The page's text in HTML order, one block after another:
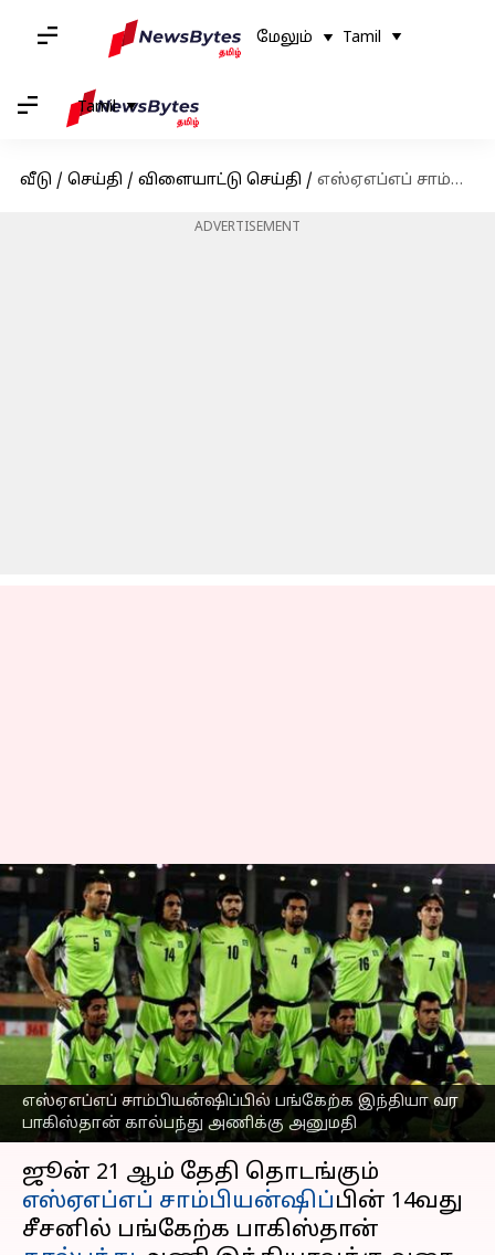
மேலும் Tamil
Tamil
வீடு / செய்தி / விளையாட்டு செய்தி / எஸ்ஏஎப்எப் சாம்பியன்ஷிப்பில் பங்கேற்க இந்தியா வர பாகிஸ்தான் கால்பந்து அணிக்கு அனுமதி
ADVERTISEMENT
எஸ்ஏஎப்எப் சாம்பியன்ஷிப்பில் பங்கேற்க இந்தியா வர
பாகிஸ்தான் கால்பந்து அணிக்கு அனுமதி
எஸ்ஏஎப்எப்
சாம்பியன்ஷிப்பில்
பங்கேற்க இந்தியா வர
பாகிஸ்தான் கால்பந்து
அணிக்கு அனுமதி
எழுதியவர் Sekar Chinnappan Jun 09, 2023 04:10 pm
செய்தி முன்னோட்டம்
ஜூன் 21 ஆம் தேதி தொடங்கும்
எஸ்ஏஎப்எப் சாம்பியன்ஷிப்பின் 14வது
சீசனில் பங்கேற்க பாகிஸ்தான்